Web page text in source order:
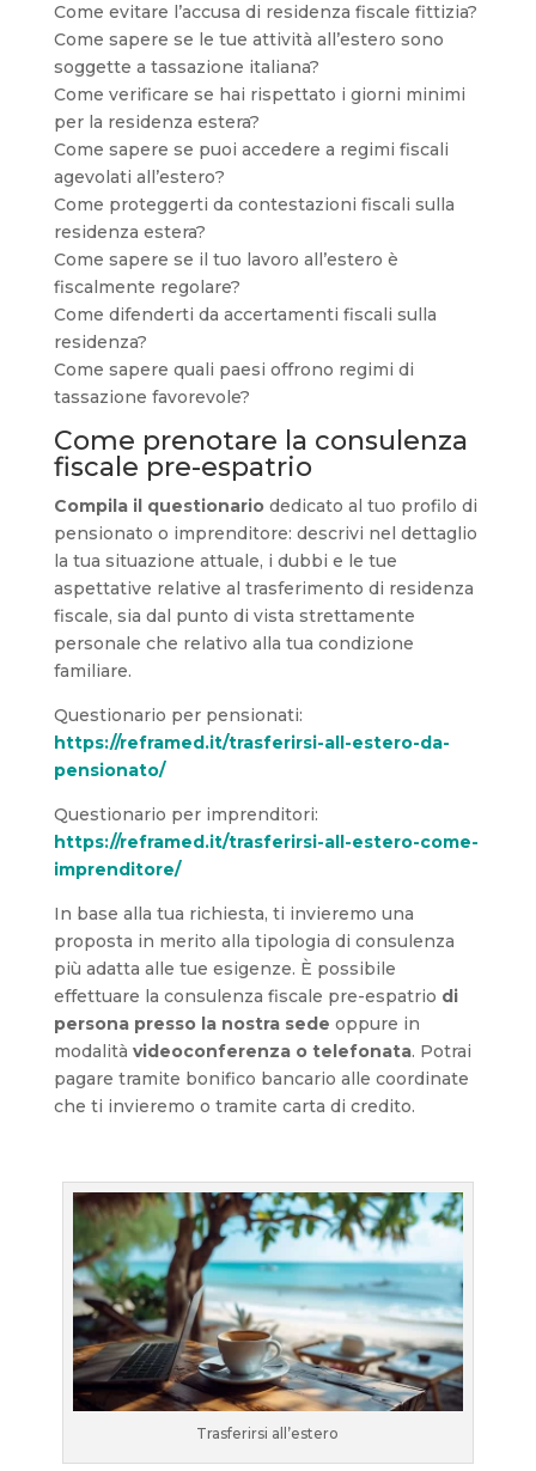
Come evitare l’accusa di residenza fiscale fittizia?
Come sapere se le tue attività all’estero sono
soggette a tassazione italiana?
Come verificare se hai rispettato i giorni minimi
per la residenza estera?
Come sapere se puoi accedere a regimi fiscali
agevolati all’estero?
Come proteggerti da contestazioni fiscali sulla
residenza estera?
Come sapere se il tuo lavoro all’estero è
fiscalmente regolare?
Come difenderti da accertamenti fiscali sulla
residenza?
Come sapere quali paesi offrono regimi di
tassazione favorevole?
Come prenotare la consulenza
fiscale pre-espatrio
Compila il questionariodedicato al tuo profilo di
pensionato o imprenditore: descrivi nel dettaglio
la tua situazione attuale, i dubbi e le tue
aspettative relative al trasferimento di residenza
fiscale, sia dal punto di vista strettamente
personale che relativo alla tua condizione
familiare.
Questionario per pensionati:
https://reframed.it/trasferirsi-all-estero-da-
pensionato/
Questionario per imprenditori:
https://reframed.it/trasferirsi-all-estero-come-
imprenditore/
In base alla tua richiesta, ti invieremo una
proposta in merito alla tipologia di consulenza
più adatta alle tue esigenze. È possibile
effettuare la consulenza fiscale pre-espatrio di
persona presso la nostra sede oppure in
modalità videoconferenza o telefonata. Potrai
pagare tramite bonifico bancario alle coordinate
che ti invieremo o tramite carta di credito.
Trasferirsi all’estero